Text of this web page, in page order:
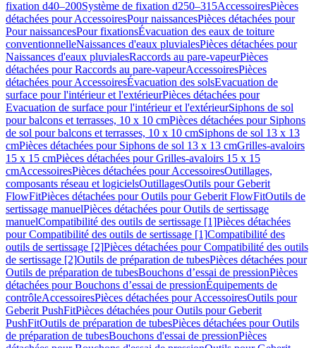
fixation d40–200Système de fixation d250–315AccessoiresPièces
détachées pour AccessoiresPour naissancesPièces détachées pour
Pour naissancesPour fixationsÉvacuation des eaux de toiture
conventionnelleNaissances d'eaux pluvialesPièces détachées pour
Naissances d'eaux pluvialesRaccords au pare-vapeurPièces
détachées pour Raccords au pare-vapeurAccessoiresPièces
détachées pour AccessoiresÉvacuation des solsEvacuation de
surface pour l'intérieur et l'extérieurPièces détachées pour
Evacuation de surface pour l'intérieur et l'extérieurSiphons de sol
pour balcons et terrasses, 10 x 10 cmPièces détachées pour Siphons
de sol pour balcons et terrasses, 10 x 10 cmSiphons de sol 13 x 13
cmPièces détachées pour Siphons de sol 13 x 13 cmGrilles-avaloirs
15 x 15 cmPièces détachées pour Grilles-avaloirs 15 x 15
cmAccessoiresPièces détachées pour AccessoiresOutillages,
composants réseau et logicielsOutillagesOutils pour Geberit
FlowFitPièces détachées pour Outils pour Geberit FlowFitOutils de
sertissage manuelPièces détachées pour Outils de sertissage
manuelCompatibilité des outils de sertissage [1]Pièces détachées
pour Compatibilité des outils de sertissage [1]Compatibilité des
outils de sertissage [2]Pièces détachées pour Compatibilité des outils
de sertissage [2]Outils de préparation de tubesPièces détachées pour
Outils de préparation de tubesBouchons d’essai de pressionPièces
détachées pour Bouchons d’essai de pressionÉquipements de
contrôleAccessoiresPièces détachées pour AccessoiresOutils pour
Geberit PushFitPièces détachées pour Outils pour Geberit
PushFitOutils de préparation de tubesPièces détachées pour Outils
de préparation de tubesBouchons d'essai de pressionPièces